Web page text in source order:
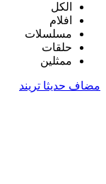
الكل
افلام
مسلسلات
حلقات
ممثلين
مضاف حديثا تريند